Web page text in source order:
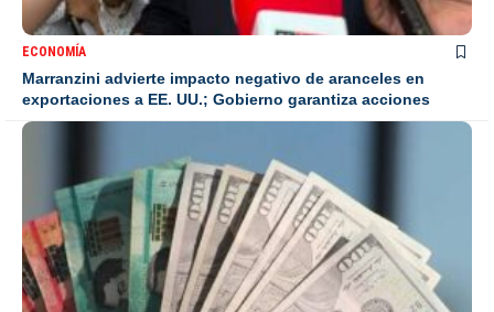
ECONOMÍA
Marranzini advierte impacto negativo de aranceles en
exportaciones a EE. UU.; Gobierno garantiza acciones